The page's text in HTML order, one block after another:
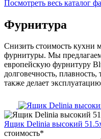
Посмотреть весь каталог
Фурнитура
Снизить стоимость кухни
фурнитуры. Мы
европейскую фурнитуру
долговечность,
также делает
Ящик Delinia высокий
стоимость*